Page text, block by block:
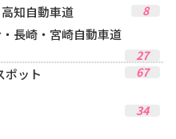
知自動車道 8
長崎・宮崎自動車道
27
ポット 67
34